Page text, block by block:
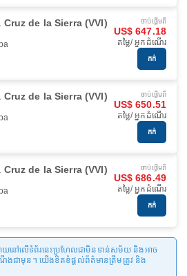
Cruz de la Sierra (VVI) ចាប់ផ្ដើមពី
US$ 647.18
តម្លៃ/ អ្នកដំណើរ
កក់
Cruz de la Sierra (VVI) ចាប់ផ្ដើមពី
US$ 650.51
តម្លៃ/ អ្នកដំណើរ
កក់
Cruz de la Sierra (VVI) ចាប់ផ្ដើមពី
US$ 686.49
តម្លៃ/ អ្នកដំណើរ
កក់
យនៅលើទំព័រនេះប្រហែលជាមិនទាន់សម័យ និងអាច
ដំណឹងជាមុន។ យើងខិតខំផ្តល់ព័ត៌មានត្រឹមត្រូវ និង